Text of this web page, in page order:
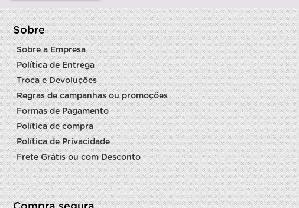
Sobre
Sobre a Empresa
Política de Entrega
Troca e Devoluções
Regras de campanhas ou promoções
Formas de Pagamento
Política de compra
Política de Privacidade
Frete Grátis ou com Desconto